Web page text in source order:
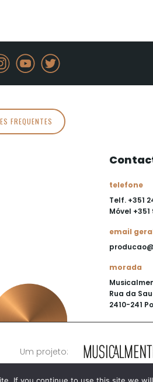
FREQUENTES
telefone
Telf. +351
Móvel +351
email
morada
Rua da
2410-241
Um projeto: